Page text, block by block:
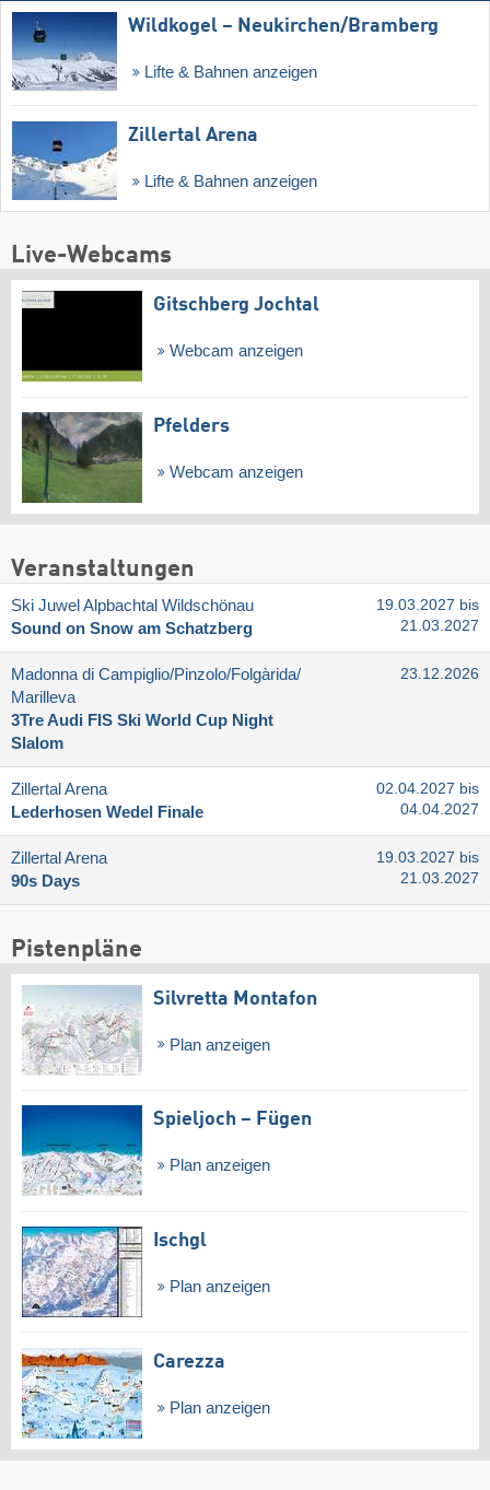
Wildkogel – Neukirchen/​Bramberg
Lifte & Bahnen anzeigen
Zillertal Arena
Lifte & Bahnen anzeigen
Live-Webcams
Gitschberg Jochtal
Webcam anzeigen
Pfelders
Webcam anzeigen
Veranstaltungen
Ski Juwel Alpbachtal Wildschönau
Sound on Snow am Schatzberg
19.03.2027 bis
21.03.2027
Madonna di Campiglio/​Pinzolo/​Folgàrida/​
Marilleva
3Tre Audi FIS Ski World Cup Night
Slalom
23.12.2026
Zillertal Arena
Lederhosen Wedel Finale
02.04.2027 bis
04.04.2027
Zillertal Arena
90s Days
19.03.2027 bis
21.03.2027
Pistenpläne
Silvretta Montafon
Plan anzeigen
Spieljoch – Fügen
Plan anzeigen
Ischgl
Plan anzeigen
Carezza
Plan anzeigen